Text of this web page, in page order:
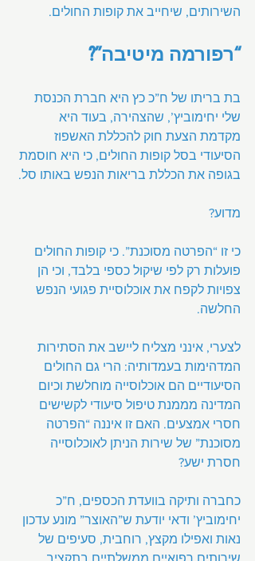
השירותים, שיחייב את קופות החולים.
“רפורמה מיטיבה”?
בת בריתו של ח”כ כץ היא חברת הכנסת
שלי יחימוביץ’, שהצהירה, בעוד היא
מקדמת הצעת חוק להכללת האשפוז
הסיעודי בסל קופות החולים, כי היא חוסמת
בגופה את הכללת בריאות הנפש באותו סל.
מדוע?
כי זו “הפרטה מסוכנת”. כי קופות החולים
פועלות רק לפי שיקול כספי בלבד, וכי הן
צפויות לקפח את אוכלוסיית פגועי הנפש
החלשה.
לצערי, אינני מצליח ליישב את הסתירות
המדהימות בעמדותיה: הרי גם החולים
הסיעודיים הם אוכלוסייה מוחלשת וכיום
המדינה מממנת טיפול סיעודי לקשישים
חסרי אמצעים. האם זו איננה “הפרטה
מסוכנת” של שירות הניתן לאוכלוסייה
חסרת ישע?
כחברה ותיקה בוועדת הכספים, ח”כ
יחימוביץ’ ודאי יודעת ש”האוצר” מונע עדכון
נאות ואפילו מקצץ, רוחבית, סעיפים של
שירותים רפואיים ממשלתיים בתקציב